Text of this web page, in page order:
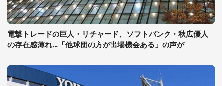
電撃トレードの巨人・リチャード、ソフトバンク・秋広優人
の存在感薄れ...「他球団の方が出場機会ある」の声が